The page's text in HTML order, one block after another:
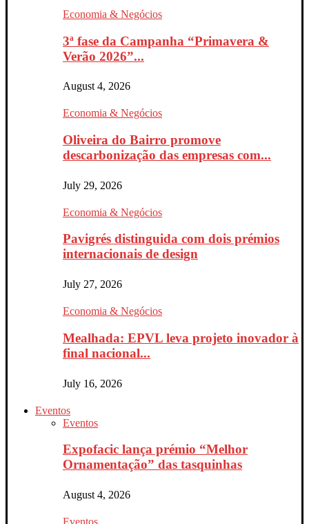
Economia & Negócios
3ª fase da Campanha “Primavera &
Verão 2026”...
August 4, 2026
Economia & Negócios
Oliveira do Bairro promove
descarbonização das empresas com...
July 29, 2026
Economia & Negócios
Pavigrés distinguida com dois prémios
internacionais de design
July 27, 2026
Economia & Negócios
Mealhada: EPVL leva projeto inovador à
final nacional...
July 16, 2026
Eventos
Eventos
Expofacic lança prémio “Melhor
Ornamentação” das tasquinhas
August 4, 2026
Eventos